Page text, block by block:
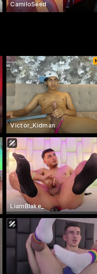
CamiloSeed
Victor_Kidman
LiamBlake_